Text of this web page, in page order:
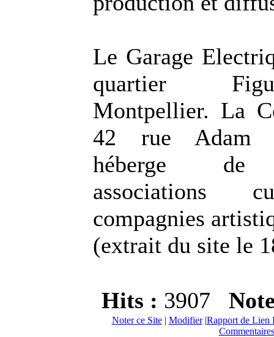
Le Garage
quartier
Montpellier. La
42 rue Adam
héberge de
associations
compagnies
(extrait du site le
Hits : 3907
Noter ce Site| Modifier|Rapport de Lien